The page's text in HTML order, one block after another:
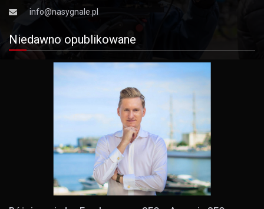
info@nasygnale.pl
Niedawno opublikowane